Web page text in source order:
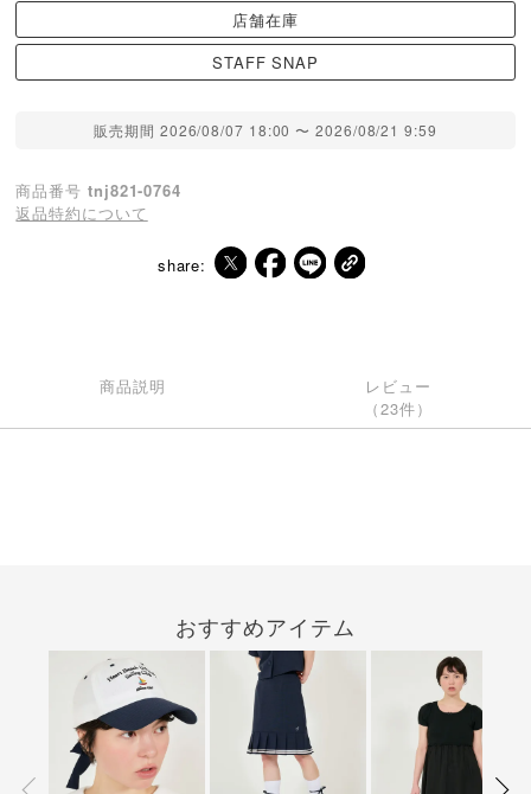
店舗在庫
STAFF SNAP
販売期間 2026/08/07 18:00 〜 2026/08/21 9:59
商品番号 tnj821-0764
返品特約について
share:
商品説明
レビュー
（23件）
おすすめアイテム